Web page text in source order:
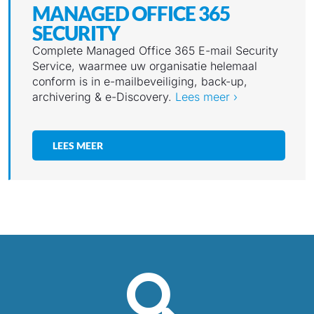
MANAGED OFFICE 365
SECURITY
Complete Managed Office 365 E-mail Security
Service, waarmee uw organisatie helemaal
conform is in e-mailbeveiliging, back-up,
archivering & e-Discovery. Lees meer ›
LEES MEER